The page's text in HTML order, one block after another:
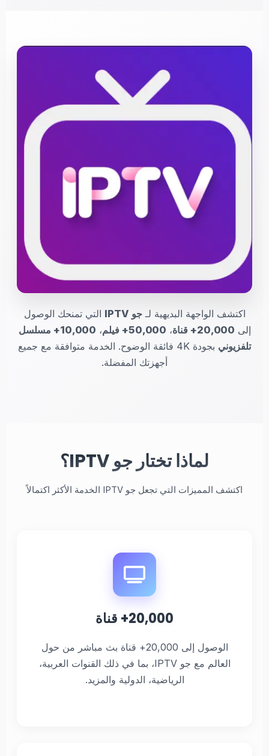
اكتشف الواجهة البديهية لـجو IPTV
التي تمنحك الوصول
إلى 20,000+ قناة ، 50,000+ فيلم ،
10,000+ مسلسل
تلفزيوني
بجودة 4K فائقة الوضوح. الخدمة متوافقة مع جميع
أجهزتك المفضلة.
لماذا تختار جو IPTV؟
اكتشف المميزات التي تجعل جو IPTV الخدمة الأكثر اكتمالاً
20,000+ قناة
الوصول إلى 20,000+ قناة بث مباشر من حول
العالم مع جو IPTV، بما في ذلك القنوات العربية،
الرياضية، الدولية والمزيد.